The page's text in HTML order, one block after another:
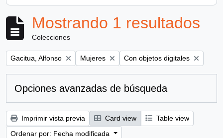
Mostrando 1 resultados
Colecciones
Remove filter:
Gacitua, Alfonso Remove filter:
Mujeres Remove filter:
Con objetos digitales
Opciones avanzadas de búsqueda
Imprimir vista previa Card view
Table view
Ordenar por: Fecha modificada